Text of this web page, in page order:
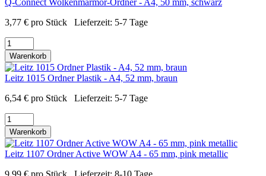
3,77 € pro Stück Lieferzeit: 5-7 Tage
Warenkorb
Leitz 1015 Ordner Plastik - A4, 52 mm, braun
6,54 € pro Stück Lieferzeit: 5-7 Tage
Warenkorb
Leitz 1107 Ordner Active WOW A4 - 65 mm, pink metallic
9,99 € pro Stück Lieferzeit: 8-10 Tage